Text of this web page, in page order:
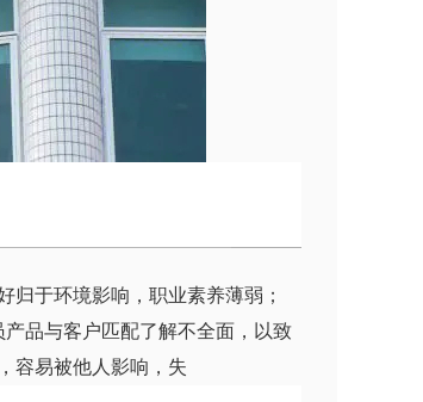
归于环境影响，职业素养薄弱；
品与客户匹配了解不全面，以致
容易被他人影响，失